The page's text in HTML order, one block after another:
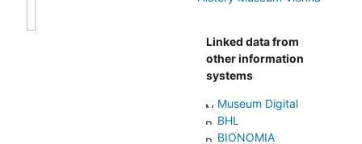
Linked data from
other information
systems
Museum Digital
BHL
BIONOMIA